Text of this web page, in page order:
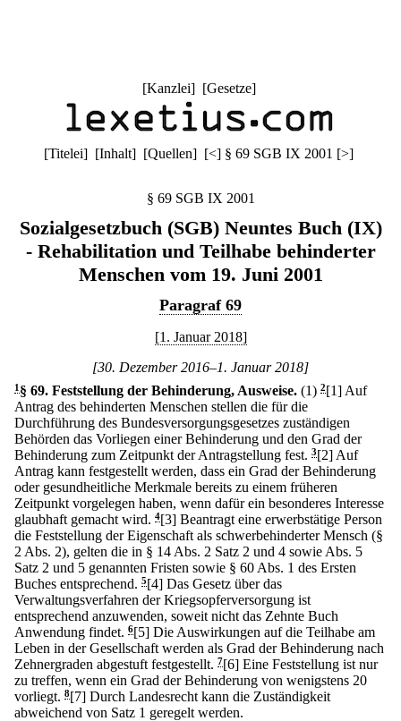
[Kanzlei] [Gesetze]
[Titelei] [Inhalt] [Quellen] [<] § 69 SGB IX 2001 [>]
§ 69 SGB IX 2001
Sozialgesetzbuch (SGB) Neuntes Buch (IX)
- Rehabilitation und Teilhabe behinderter
Menschen vom 19. Juni 2001
Paragraf 69
[1. Januar 2018]
[30. Dezember 2016–1. Januar 2018]
1 § 69. Feststellung der Behinderung, Ausweise. (1) 2[1] Auf
Antrag des behinderten Menschen stellen die für die
Durchführung des Bundesversorgungsgesetzes zuständigen
Behörden das Vorliegen einer Behinderung und den Grad der
Behinderung zum Zeitpunkt der Antragstellung fest. 3[2] Auf
Antrag kann festgestellt werden, dass ein Grad der Behinderung
oder gesundheitliche Merkmale bereits zu einem früheren
Zeitpunkt vorgelegen haben, wenn dafür ein besonderes Interesse
glaubhaft gemacht wird. 4[3] Beantragt eine erwerbstätige Person
die Feststellung der Eigenschaft als schwerbehinderter Mensch (§
2 Abs. 2), gelten die in § 14 Abs. 2 Satz 2 und 4 sowie Abs. 5
Satz 2 und 5 genannten Fristen sowie § 60 Abs. 1 des Ersten
Buches entsprechend. 5[4] Das Gesetz über das
Verwaltungsverfahren der Kriegsopferversorgung ist
entsprechend anzuwenden, soweit nicht das Zehnte Buch
Anwendung findet. 6[5] Die Auswirkungen auf die Teilhabe am
Leben in der Gesellschaft werden als Grad der Behinderung nach
Zehnergraden abgestuft festgestellt. 7[6] Eine Feststellung ist nur
zu treffen, wenn ein Grad der Behinderung von wenigstens 20
vorliegt. 8[7] Durch Landesrecht kann die Zuständigkeit
abweichend von Satz 1 geregelt werden.